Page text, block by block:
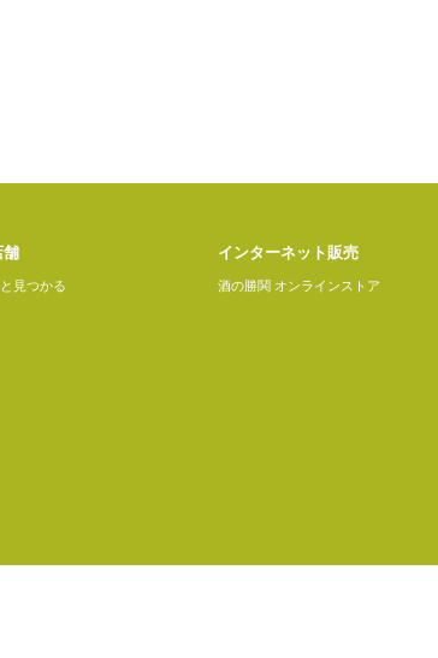
舗
見つかる
インターネット販売
酒の勝鬨 オンラインストア